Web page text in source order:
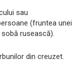
sau
(fruntea unei
rusească).
din creuzet.